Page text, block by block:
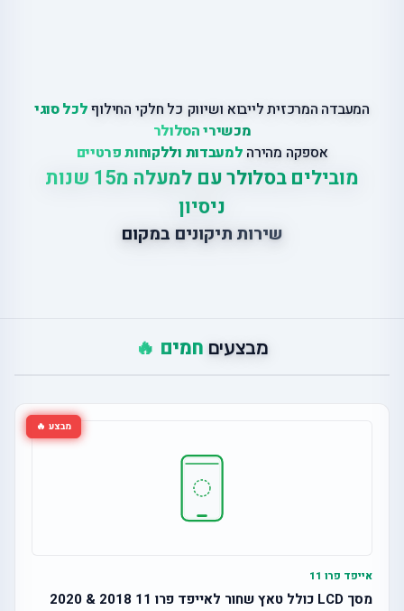
המעבדה המרכזית לייבוא ושיווק כל חלקי החילוףלכל סוגי
מכשירי הסלולר
אספקה מהירה למעבדות וללקוחות פרטיים
מובילים בסלולר עם למעלה מ15 שנות
ניסיון
שירות תיקונים במקום
מבצעים חמים 🔥
מבצע 🔥
אייפד פרו 11
מסך LCD כולל טאץ שחור לאייפד פרו 11 2018 & 2020